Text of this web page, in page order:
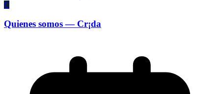
C
Quienes somos — Cr¡da